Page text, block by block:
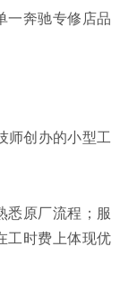
一奔驰专修店品
创办的小型工
悉原厂流程；服
工时费上体现优